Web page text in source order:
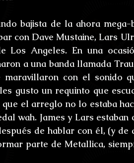
Koidl Umbrarum hic
Relatos
bajista de la ahora
con Dave Mustaine, Lars
Los Angeles. En una
a una banda llamada
maravillaron con el sonido
gusto un requinto que
el arreglo no lo estaba
wah. James y Lars
de hablar con él, (y
parte de Metallica,